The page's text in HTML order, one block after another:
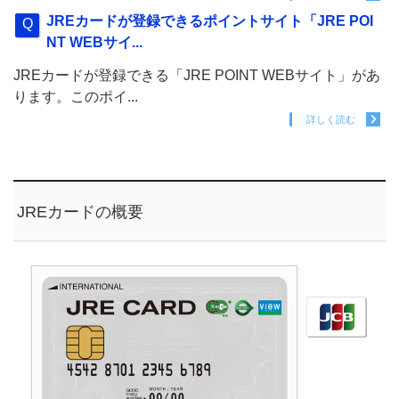
JREカードが登録できるポイントサイト「JRE POI
NT WEBサイ...
JREカードが登録できる「JRE POINT WEBサイト」があ
ります。このポイ...
詳しく読む
JREカードの概要